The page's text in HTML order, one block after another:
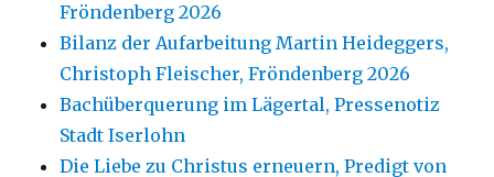
Fröndenberg 2026
Bilanz der Aufarbeitung Martin Heideggers,
Christoph Fleischer, Fröndenberg 2026
Bachüberquerung im Lägertal, Pressenotiz
Stadt Iserlohn
Die Liebe zu Christus erneuern, Predigt von